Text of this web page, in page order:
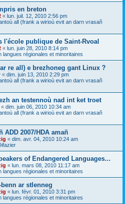
en breton
« lun. juil. 12, 2010 2:56 pm
all (frank a wirioù evit an darn vrasañ
l'école publique de Saint-Rvoal
« lun. juin 28, 2010 8:14 pm
langues régionales et minoritaires
re all) e brezhoneg gant Linux ?
« dim. juin 13, 2010 2:29 pm
all (frank a wirioù evit an darn vrasañ
an testennoù nad int ket troet
« dim. juin 06, 2010 10:34 am
all (frank a wirioù evit an darn vrasañ
ADD 2007/HDA amañ
« dim. avr. 04, 2010 10:24 am
of Endangered Languages...
« lun. mars 08, 2010 11:17 am
langues régionales et minoritaires
ar stlenneg
« lun. févr. 01, 2010 3:31 pm
langues régionales et minoritaires